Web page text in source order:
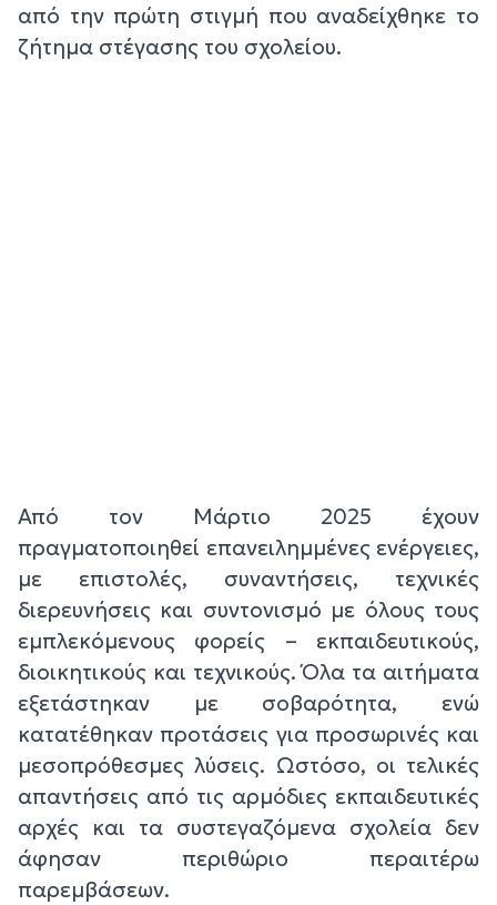
από την πρώτη στιγμή που αναδείχθηκε το
ζήτημα στέγασης του σχολείου.
Από τον Μάρτιο 2025 έχουν
πραγματοποιηθεί επανειλημμένες ενέργειες,
με επιστολές, συναντήσεις, τεχνικές
διερευνήσεις και συντονισμό με όλους τους
εμπλεκόμενους φορείς – εκπαιδευτικούς,
διοικητικούς και τεχνικούς. Όλα τα αιτήματα
εξετάστηκαν με σοβαρότητα, ενώ
κατατέθηκαν προτάσεις για προσωρινές και
μεσοπρόθεσμες λύσεις. Ωστόσο, οι τελικές
απαντήσεις από τις αρμόδιες εκπαιδευτικές
αρχές και τα συστεγαζόμενα σχολεία δεν
άφησαν περιθώριο περαιτέρω
παρεμβάσεων.